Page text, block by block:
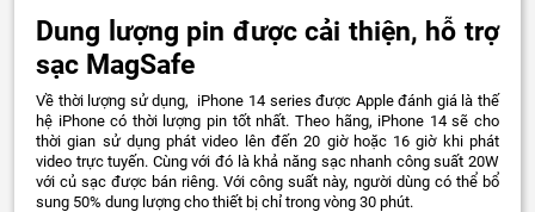
Dung lượng pin được cải thiện, hỗ trợ
sạc MagSafe
Về thời lượng sử dụng, iPhone 14 series được Apple đánh giá là thế
hệ iPhone có thời lượng pin tốt nhất. Theo hãng, iPhone 14 sẽ cho
thời gian sử dụng phát video lên đến 20 giờ hoặc 16 giờ khi phát
video trực tuyến. Cùng với đó là khả năng sạc nhanh công suất 20W
với củ sạc được bán riêng. Với công suất này, người dùng có thể bổ
sung 50% dung lượng cho thiết bị chỉ trong vòng 30 phút.